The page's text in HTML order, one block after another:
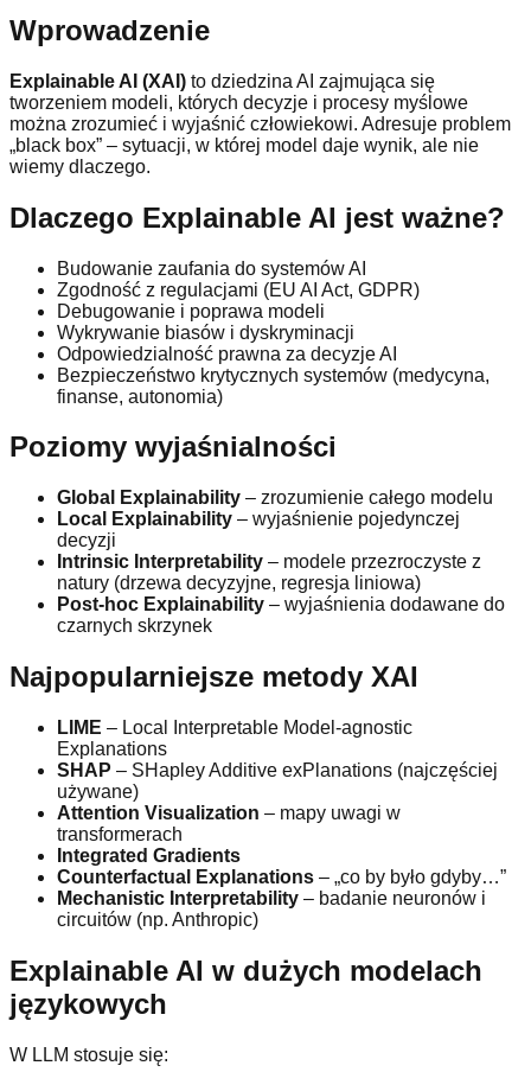
Wprowadzenie
Explainable AI (XAI) to dziedzina AI zajmująca się
tworzeniem modeli, których decyzje i procesy myślowe
można zrozumieć i wyjaśnić człowiekowi. Adresuje problem
„black box” – sytuacji, w której model daje wynik, ale nie
wiemy dlaczego.
Dlaczego Explainable AI jest ważne?
Budowanie zaufania do systemów AI
Zgodność z regulacjami (EU AI Act, GDPR)
Debugowanie i poprawa modeli
Wykrywanie biasów i dyskryminacji
Odpowiedzialność prawna za decyzje AI
Bezpieczeństwo krytycznych systemów (medycyna,
finanse, autonomia)
Poziomy wyjaśnialności
Global Explainability – zrozumienie całego modelu
Local Explainability – wyjaśnienie pojedynczej
decyzji
Intrinsic Interpretability – modele przezroczyste z
natury (drzewa decyzyjne, regresja liniowa)
Post-hoc Explainability – wyjaśnienia dodawane do
czarnych skrzynek
Najpopularniejsze metody XAI
LIME – Local Interpretable Model-agnostic
Explanations
SHAP – SHapley Additive exPlanations (najczęściej
używane)
Attention Visualization – mapy uwagi w
transformerach
Integrated Gradients
Counterfactual Explanations – „co by było gdyby…”
Mechanistic Interpretability – badanie neuronów i
circuitów (np. Anthropic)
Explainable AI w dużych modelach
językowych
W LLM stosuje się: